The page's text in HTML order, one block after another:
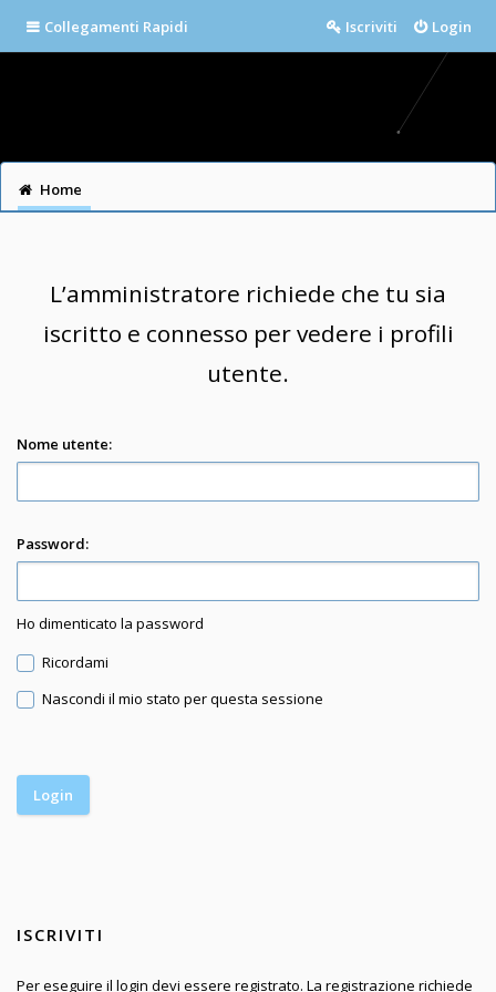
Collegamenti Rapidi Login
Iscriviti
Home
L’amministratore richiede che tu sia
iscritto e connesso per vedere i profili
utente.
Nome utente:
Password:
Ho dimenticato la password
Ricordami
Nascondi il mio stato per questa sessione
ISCRIVITI
Per eseguire il login devi essere registrato. La registrazione richiede